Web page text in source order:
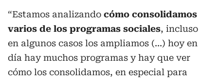
“Estamos analizando cómo consolidamos
varios de los programas sociales, incluso
en algunos casos los ampliamos (…) hoy en
día hay muchos programas y hay que ver
cómo los consolidamos, en especial para